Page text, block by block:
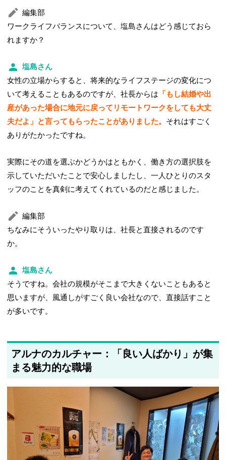
編集部
ワークライフバランスについて、塩島さんはどう感じておら
れますか？
塩島さん
女性の立場からすると、将来的なライフステージの変化につ
いて考えることもあるのですが、社長からは 「もし結婚や出
産があった場合に地元に戻ってリモートワークをしても大丈
夫だよ」と言ってもらったことがありました。 それはすごく
ありがたかったですね。
実際にその道を選ぶかどうかはともかく、働き方の選択肢を
示していただいたことで安心しましたし、一人ひとりのスタ
ッフのことを真剣に考えてくれているのだと感じました。
編集部
ちなみにそういったやり取りは、社長と直接されるのです
か。
塩島さん
そうですね。会社の規模がそこまで大きくないこともあると
思いますが、風通しがすごく良い会社なので、直接話すこと
が多いです。
アルナのカルチャー：「良い人ばかり」が集
まる魅力的な職場